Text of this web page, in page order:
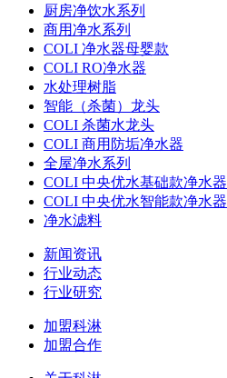
厨房净饮水系列
商用净水系列
COLI 净水器母婴款
COLI RO净水器
水处理树脂
智能（杀菌）龙头
COLI 杀菌水龙头
COLI 商用防垢净水器
全屋净水系列
COLI 中央优水基础款净水器
COLI 中央优水智能款净水器
净水滤料
新闻资讯
行业动态
行业研究
加盟科淋
加盟合作